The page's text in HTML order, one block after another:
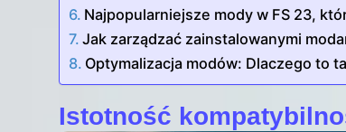
Najpopularniejsze mody w FS 23,
Jak zarządzać zainstalowanymi
Optymalizacja modów: Dlaczego to
Istotność